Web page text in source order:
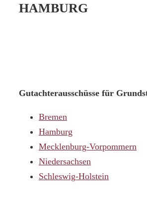
HAMBURG
Gutachterausschüsse für
Bremen
Hamburg
Mecklenburg-Vorpommern
Niedersachsen
Schleswig-Holstein